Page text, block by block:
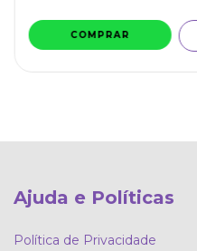
Ajuda e Políticas
Política de Privacidade